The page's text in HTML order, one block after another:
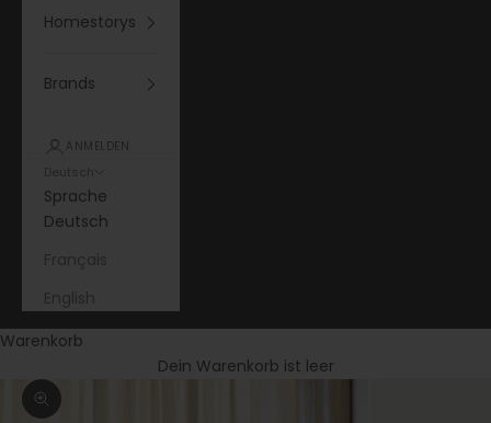
Homestorys
Brands
ANMELDEN
Deutsch
Sprache
Deutsch
Français
English
Warenkorb
Dein Warenkorb ist leer
Bild vergrößern